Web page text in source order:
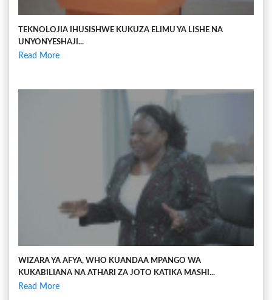
TEKNOLOJIA IHUSISHWE KUKUZA ELIMU YA LISHE NA
UNYONYESHAJI...
Read More
WIZARA YA AFYA, WHO KUANDAA MPANGO WA
KUKABILIANA NA ATHARI ZA JOTO KATIKA MASHI...
Read More